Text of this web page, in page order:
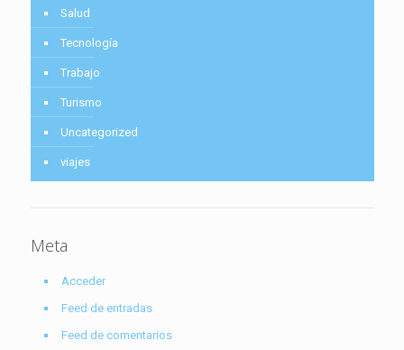
Salud
Tecnología
Trabajo
Turismo
Uncategorized
viajes
Meta
Acceder
Feed de entradas
Feed de comentarios